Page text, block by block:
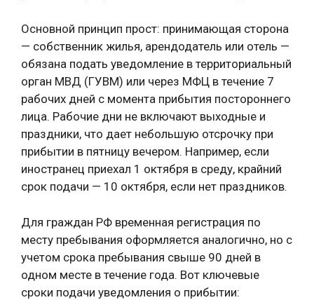
Основной принцип прост: принимающая сторона
— собственник жилья, арендодатель или отель —
обязана подать уведомление в территориальный
орган МВД (ГУВМ) или через МФЦ в течение 7
рабочих дней с момента прибытия постороннего
лица. Рабочие дни не включают выходные и
праздники, что дает небольшую отсрочку при
прибытии в пятницу вечером. Например, если
иностранец приехал 1 октября в среду, крайний
срок подачи — 10 октября, если нет праздников.
Для граждан РФ временная регистрация по
месту пребывания оформляется аналогично, но с
учетом срока пребывания свыше 90 дней в
одном месте в течение года. Вот ключевые
сроки подачи уведомления о прибытии: